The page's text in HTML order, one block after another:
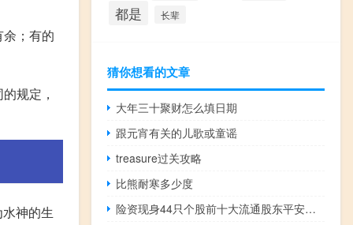
；有的
规定，
神的生
都是 长辈
猜你想看的文章
大年三十聚财怎么填日期
跟元宵有关的儿歌或童谣
treasure过关攻略
比熊耐寒多少度
险资现身44只个股前十大流通股东平安银行、中国联通、万丰奥威持股数量居前